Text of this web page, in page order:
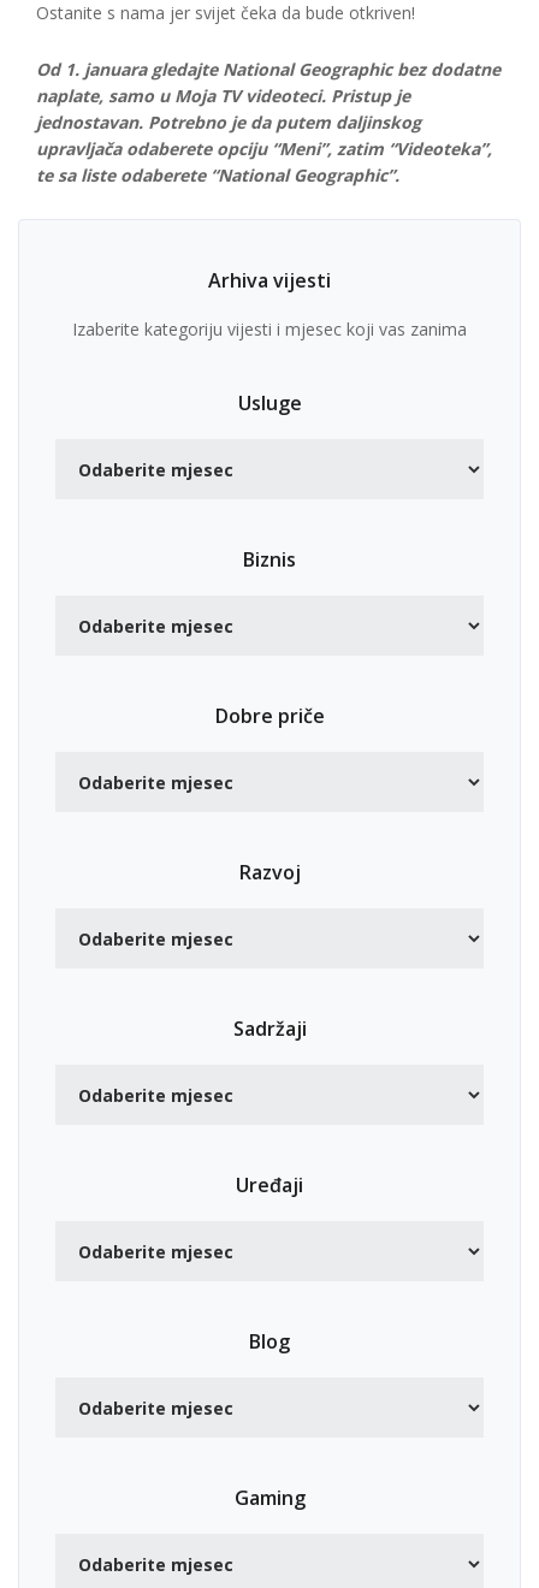
Ostanite s nama jer svijet čeka da bude otkriven!
Od 1. januara gledajte National Geographic bez dodatne
naplate, samo u Moja TV videoteci. Pristup je
jednostavan. Potrebno je da putem daljinskog
upravljača odaberete opciju “Meni”, zatim “Videoteka”,
te sa liste odaberete “National Geographic”.
Arhiva vijesti
Izaberite kategoriju vijesti i mjesec koji vas zanima
Usluge
Biznis
Dobre priče
Razvoj
Sadržaji
Uređaji
Blog
Gaming